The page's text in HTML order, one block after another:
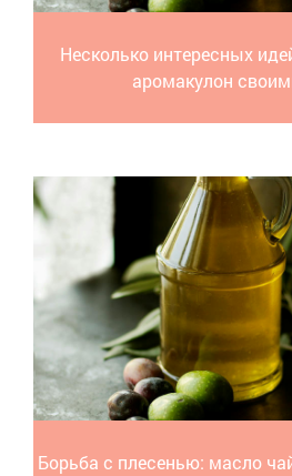
Несколько интересных
аромакулон
Борьба с плесенью: масло
Эфирное масло чайного дерева
"ура" при появление грибка в
колонии, но и летающие в